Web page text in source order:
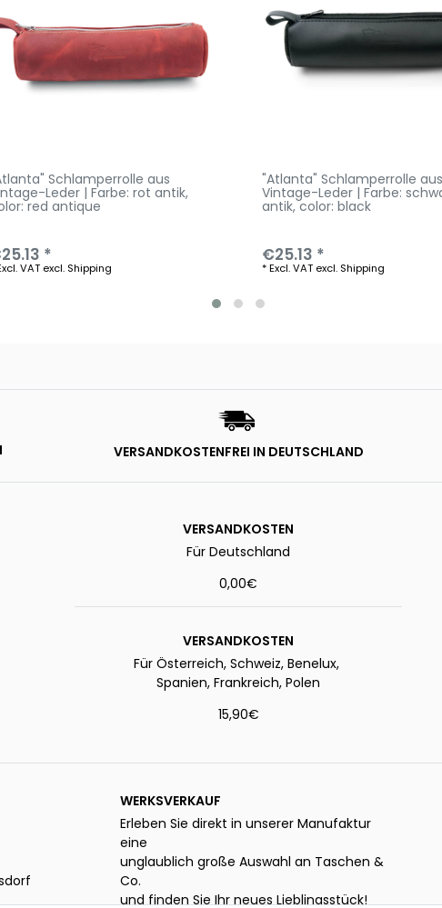
Schlamperrolle aus
Leder | Farbe: rot antik,
red antique
*
VAT excl. Shipping
"Atlanta" Schlamperrolle aus
Vintage-Leder | Farbe:
antik, color: black
€25.13 *
*Excl. VAT excl. Shipping
VERSANDKOSTENFREI IN DEUTSCHLAND
VERSANDKOSTEN
Für Deutschland
0,00€
VERSANDKOSTEN
Für Österreich, Schweiz, Benelux,
Spanien, Frankreich, Polen
15,90€
WERKSVERKAUF
Erleben Sie direkt in unserer Manufaktur
eine
unglaublich große Auswahl an Taschen &
Co.
und finden Sie Ihr neues Lieblingsstück!